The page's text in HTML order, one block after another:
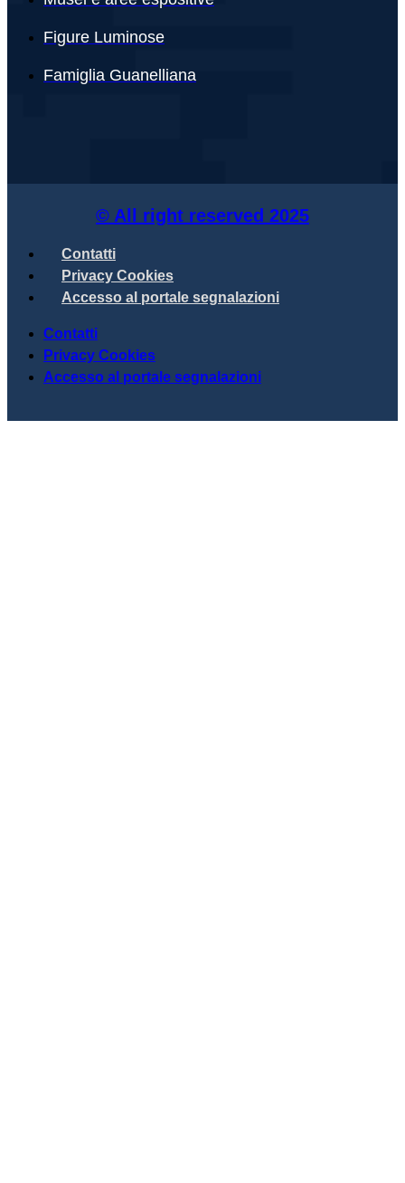
Figure Luminose
Famiglia Guanelliana
© All right reserved 2025
Contatti
Privacy Cookies
Accesso al portale segnalazioni
Contatti
Privacy Cookies
Accesso al portale segnalazioni